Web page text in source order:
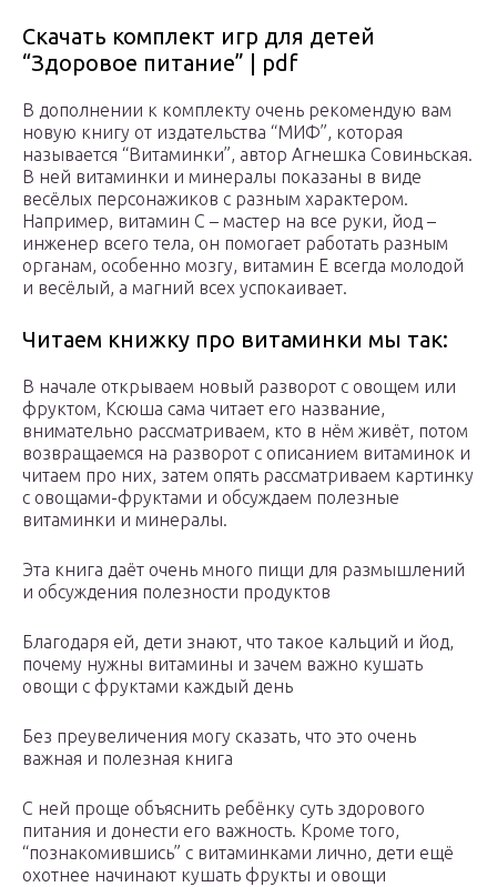
Скачать комплект игр для детей
“Здоровое питание” | pdf
В дополнении к комплекту очень рекомендую вам
новую книгу от издательства “МИФ”, которая
называется “Витаминки”, автор Агнешка Совиньская.
В ней витаминки и минералы показаны в виде
весёлых персонажиков с разным характером.
Например, витамин С – мастер на все руки, йод –
инженер всего тела, он помогает работать разным
органам, особенно мозгу, витамин Е всегда молодой
и весёлый, а магний всех успокаивает.
Читаем книжку про витаминки мы так:
В начале открываем новый разворот с овощем или
фруктом, Ксюша сама читает его название,
внимательно рассматриваем, кто в нём живёт, потом
возвращаемся на разворот с описанием витаминок и
читаем про них, затем опять рассматриваем картинку
с овощами-фруктами и обсуждаем полезные
витаминки и минералы.
Эта книга даёт очень много пищи для размышлений
и обсуждения полезности продуктов
Благодаря ей, дети знают, что такое кальций и йод,
почему нужны витамины и зачем важно кушать
овощи с фруктами каждый день
Без преувеличения могу сказать, что это очень
важная и полезная книга
С ней проще объяснить ребёнку суть здорового
питания и донести его важность. Кроме того,
“познакомившись” с витаминками лично, дети ещё
охотнее начинают кушать фрукты и овощи